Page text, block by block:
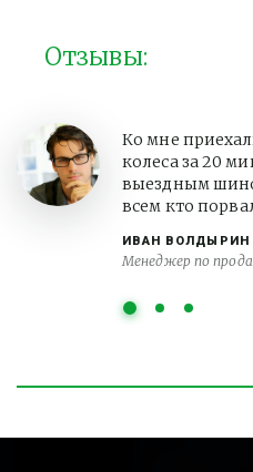
Отзывы:
ИВАН ВОЛДЫРИН
Менеджер по
Ко мне
колеса за 20
выездным
всем кто